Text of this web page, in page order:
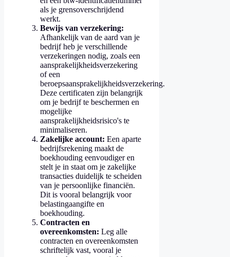
als je grensoverschrijdend
werkt.
Bewijs van verzekering:
Afhankelijk van de aard van je
bedrijf heb je verschillende
verzekeringen nodig, zoals een
aansprakelijkheidsverzekering
of een
beroepsaansprakelijkheidsverzekering.
Deze certificaten zijn belangrijk
om je bedrijf te beschermen en
mogelijke
aansprakelijkheidsrisico's te
minimaliseren.
Zakelijke account: Een aparte
bedrijfsrekening maakt de
boekhouding eenvoudiger en
stelt je in staat om je zakelijke
transacties duidelijk te scheiden
van je persoonlijke financiën.
Dit is vooral belangrijk voor
belastingaangifte en
boekhouding.
Contracten en
overeenkomsten: Leg alle
contracten en overeenkomsten
schriftelijk vast, vooral je